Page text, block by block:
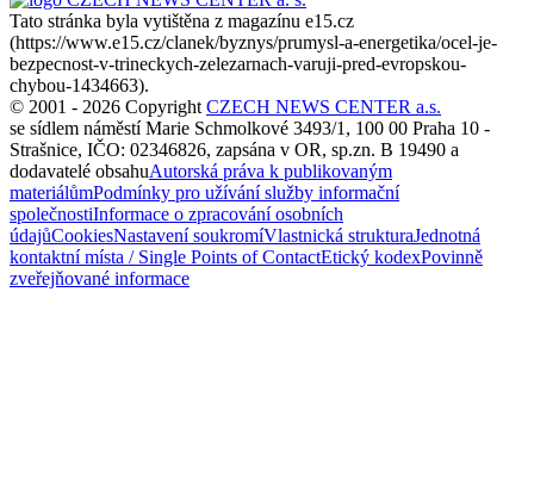
Tato stránka byla vytištěna z magazínu e15.cz
(https://www.e15.cz/clanek/byznys/prumysl-a-energetika/ocel-je-
bezpecnost-v-trineckych-zelezarnach-varuji-pred-evropskou-
chybou-1434663).
© 2001 - 2026 Copyright CZECH NEWS CENTER a.s.
se sídlem náměstí Marie Schmolkové 3493/1, 100 00 Praha 10 -
Strašnice, IČO: 02346826, zapsána v OR, sp.zn. B 19490 a
dodavatelé obsahuAutorská práva k publikovaným
materiálůmPodmínky pro užívání služby informační
společnostiInformace o zpracování osobních
údajůCookiesNastavení soukromíVlastnická strukturaJednotná
kontaktní místa / Single Points of ContactEtický kodexPovinně
zveřejňované informace